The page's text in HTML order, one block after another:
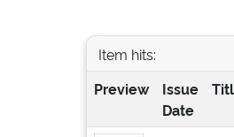
Item hits:
Preview
Issue
Date